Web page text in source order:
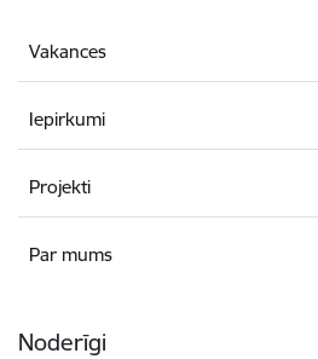
Vakances
Iepirkumi
Projekti
Par mums
Noderīgi